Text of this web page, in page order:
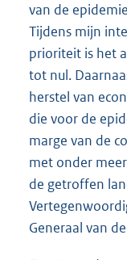
van de
Tijdens mijn
prioriteit is het
tot nul.
herstel van
die voor de
marge van de
met onder
de getroffen
Generaal van